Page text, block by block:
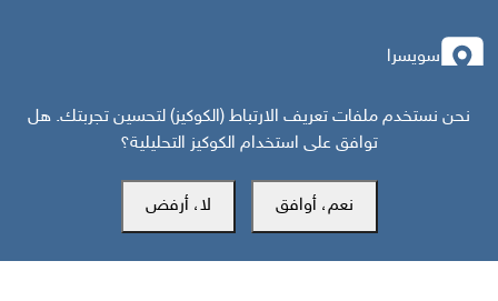
سويسرا
southarbia24@gmail.com
south24.net
نحن نستخدم ملفات تعريف الارتباط (الكوكيز) لتحسين تجربتك. هل
توافق على استخدام الكوكيز التحليلية؟
نعم، أوافق لا، أرفض